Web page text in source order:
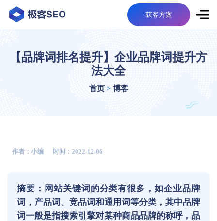
获客方案
【品牌词排名提升】企业品牌词提升方
法大全
首页 > 博客
作者：小编 时间：2022-12-06
摘要：网站关键词的分类有很多，如企业品牌
词，产品词、竞品词和通用词等分类，其中品牌
词一般是指搜索引擎对某种商品品牌的称呼，品